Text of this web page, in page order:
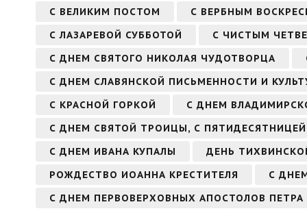
С ВЕЛИКИМ ПОСТОМ
С ВЕРБНЫМ
С ЛАЗАРЕВОЙ СУББОТОЙ
С ЧИСТЫМ
С ДНЕМ СВЯТОГО НИКОЛАЯ ЧУДОТВОРЦА
С ДНЕМ СЛАВЯНСКОЙ ПИСЬМЕННОСТИ И
С КРАСНОЙ ГОРКОЙ
С ДНЕМ
С ДНЕМ СВЯТОЙ ТРОИЦЫ, С ПЯТИДЕСЯТНИЦЕЙ
С ДНЕМ ИВАНА КУПАЛЫ
ДЕНЬ
РОЖДЕСТВО ИОАННА КРЕСТИТЕЛЯ
С
С ДНЕМ ПЕРВОВЕРХОВНЫХ АПОСТОЛОВ ПЕТРА